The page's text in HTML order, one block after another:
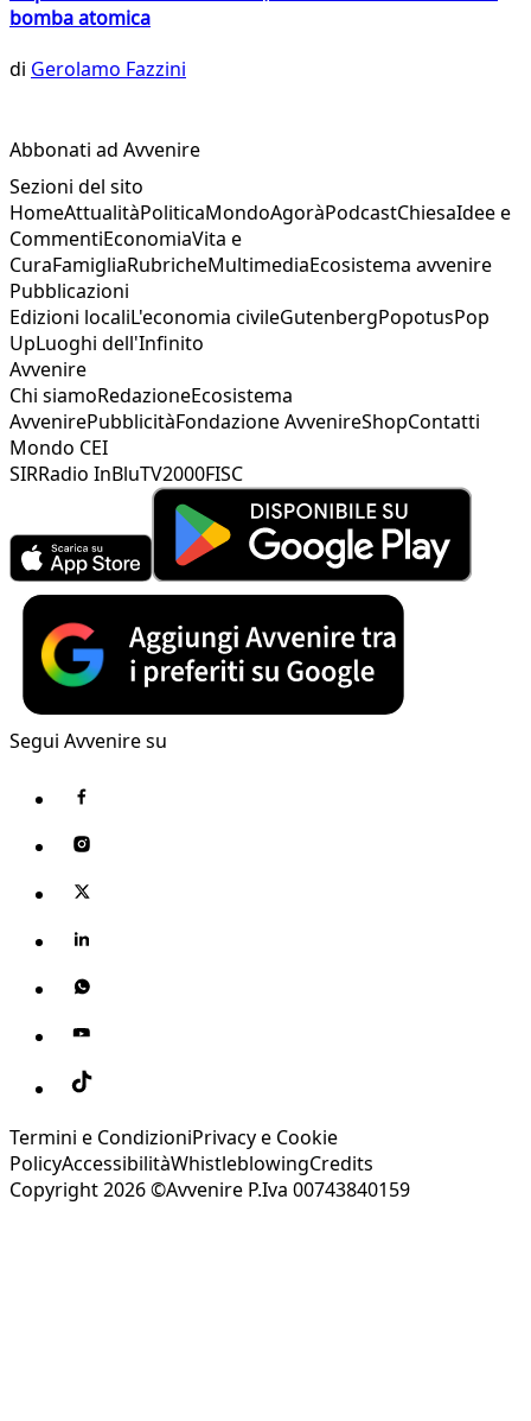
bomba atomica
di Gerolamo Fazzini
Abbonati ad Avvenire
Sezioni del sito
HomeAttualitàPoliticaMondoAgoràPodcastChiesaIdee e
CommentiEconomiaVita e
CuraFamigliaRubricheMultimediaEcosistema avvenire
Pubblicazioni
Edizioni localiL'economia civileGutenbergPopotusPop
UpLuoghi dell'Infinito
Avvenire
Chi siamoRedazioneEcosistema
AvvenirePubblicitàFondazione AvvenireShopContatti
Mondo CEI
SIRRadio InBluTV2000FISC
Segui Avvenire su
Termini e CondizioniPrivacy e Cookie
PolicyAccessibilitàWhistleblowingCredits
Copyright 2026 ©Avvenire P.Iva 00743840159